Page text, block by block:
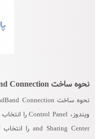
نحوه ساخت BroadBand Connection در ویندوز Vista